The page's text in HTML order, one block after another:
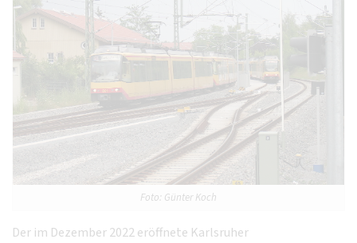
Foto: Günter Koch
Der im Dezember 2022 eröffnete Karlsruher